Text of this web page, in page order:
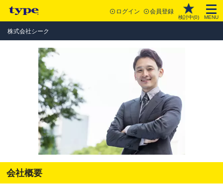
ログイン 会員登録
検討中(0) MENU
株式会社シーク
会社概要